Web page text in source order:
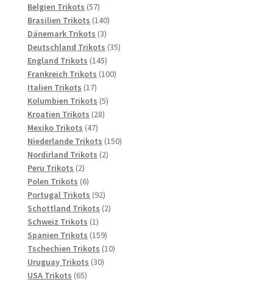
Belgien Trikots 5757
Produkte
Brasilien Trikots 140140
Dänemark Trikots 33
Produkte
Deutschland Trikots 3535
England Trikots 145145
Produkte
Frankreich Trikots 100100
Italien Trikots 1717
Produkte
Kolumbien Trikots 55
Kroatien Trikots 2828
Mexiko Trikots 4747
Produkte
Niederlande Trikots 150150
Nordirland Trikots 22
Peru Trikots 22
Produkte
Polen Trikots 66
Produkte
Portugal Trikots 9292
Produkte
Schottland Trikots 22
Schweiz Trikots 11
Produkt
Spanien Trikots 159159
Produkte
Tschechien Trikots 1010
Uruguay Trikots 3030
USA Trikots 6565